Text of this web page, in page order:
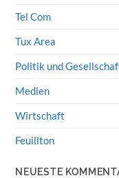
Tel Com
Tux Area
Politik und
Medien
Wirtschaft
Feuillton
NEUESTE